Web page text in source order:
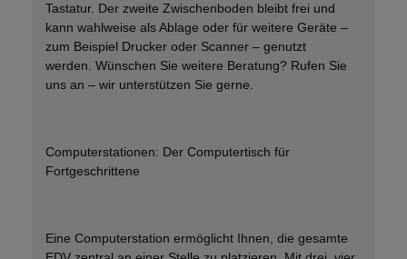
Tastatur. Der zweite Zwischenboden bleibt frei und
kann wahlweise als Ablage oder für weitere Geräte –
zum Beispiel Drucker oder Scanner – genutzt
werden. Wünschen Sie weitere Beratung? Rufen Sie
uns an – wir unterstützen Sie gerne
Computerstationen: Der Computertisch für
Fortgeschrittene
Eine Computerstation ermöglicht Ihnen, die gesamte